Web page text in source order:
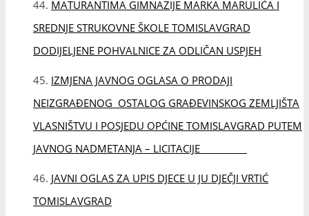
JAVNI OGLAS ZA UPIS DJECE U JU DJEČJI VRTIĆ
TOMISLAVGRAD
POTPISAN UGOVOR O REKONSTRUKCIJI CESTE VIR –
VINICA
BAJRAMSKA ČESTITKA